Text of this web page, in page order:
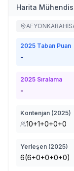
Harita
2025 Taban Puan
-
2025 Sıralama
-
Kontenjan (2025)
10+1+0+0+0
Yerleşen (2025)
6(6+0+0+0+0)